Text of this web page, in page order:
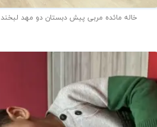
خاله مائده مربی پیش دبستان دو مهد لبخند